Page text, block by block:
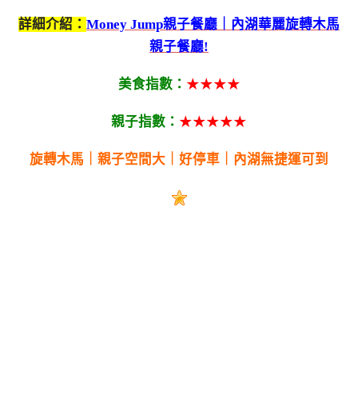
詳細介紹： Money Jump親子餐廳｜內湖華麗旋轉木馬
親子餐廳!
美食指數： ★★★★
親子指數： ★★★★★
旋轉木馬｜親子空間大｜好停車｜內湖無捷運可到